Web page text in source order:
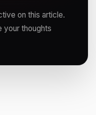
on this article.
your thoughts